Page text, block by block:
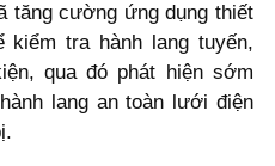
tăng cường ứng dụng thiết
tra hành lang tuyến,
qua đó phát hiện sớm
lang an toàn lưới điện